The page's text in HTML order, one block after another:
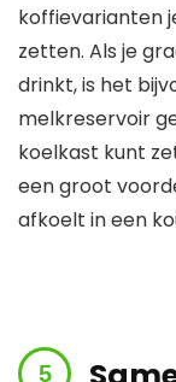
koffievarianten
zetten. Als je
drinkt, is het
melkreservoir
koelkast kunt
een groot
afkoelt in een